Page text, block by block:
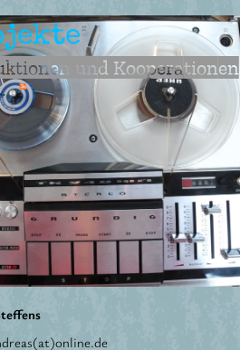
und Kooperationen